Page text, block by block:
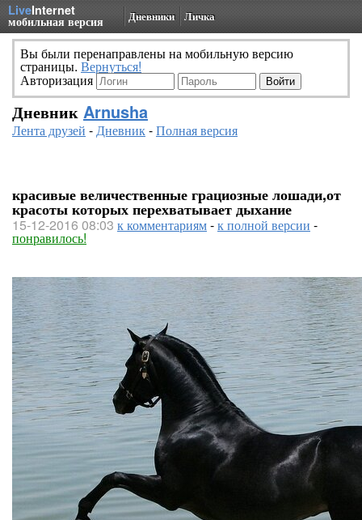
LiveInternet
мобильная версия Дневники Личка
Вы были перенаправлены на мобильную версию
страницы. Вернуться!
Авторизация
Дневник Arnusha
Лента друзей -Дневник-Полная версия
красивые величественные грациозные лошади,от
красоты которых перехватывает дыхание
15-12-2016 08:03 к комментариям-к полной версии -
понравилось!